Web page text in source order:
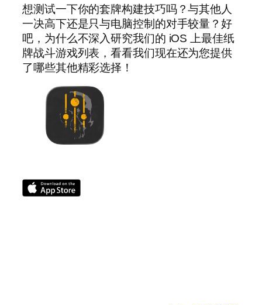
想测试一下你的套牌构建技巧吗？与其他人
一决高下还是只与电脑控制的对手较量？好
吧，为什么不深入研究我们的 iOS 上最佳纸
牌战斗游戏列表，看看我们现在还为您提供
了哪些其他精彩选择！